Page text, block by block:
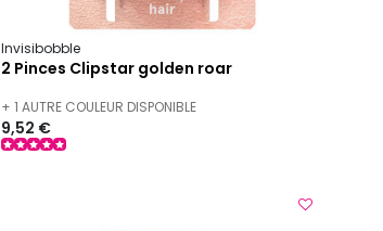
Invisibobble
2 Pinces Clipstar golden roar
+ 1 AUTRE COULEUR DISPONIBLE
9,52 €